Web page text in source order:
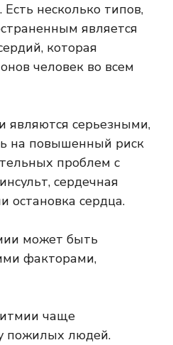
несколько типов,
является
которая
человек во всем
являются серьезными,
на повышенный риск
проблем с
сердечная
остановка сердца.
может быть
факторами,
чаще
пожилых людей.